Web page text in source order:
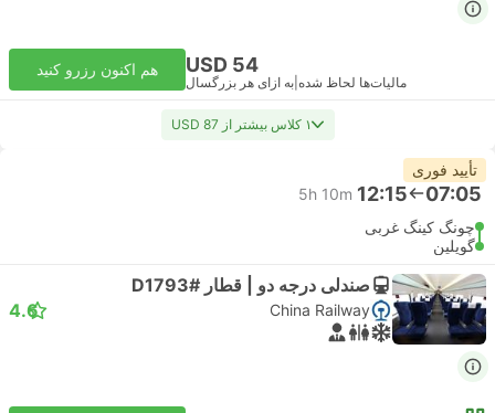
USD 54
مالیات‌ها لحاظ شده به ازای هر بزرگسال
هم اکنون رزرو کنید
۱ کلاس بیشتر از USD 87
تأیید فوری
07:05
12:15
5h 10m
چونگ کینگ غربی
گویلین
صندلی درجه دو | قطار #D1793
China Railway
4.6